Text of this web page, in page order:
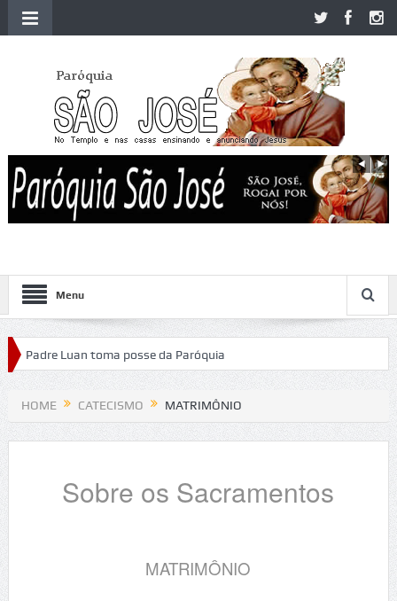
Menu
Luan toma posse da Paróquia
HOME CATECISMO MATRIMÔNIO
Sobre os Sacramentos
MATRIMÔNIO